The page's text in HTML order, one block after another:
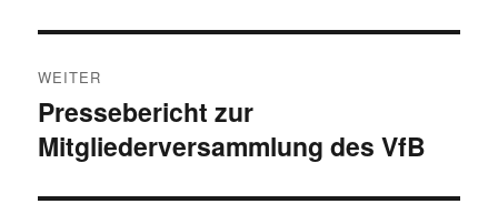
WEITER
Nächster
Beitrag:
Pressebericht zur
Mitgliederversammlung des VfB